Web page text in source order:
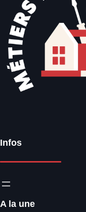
Infos
A la une